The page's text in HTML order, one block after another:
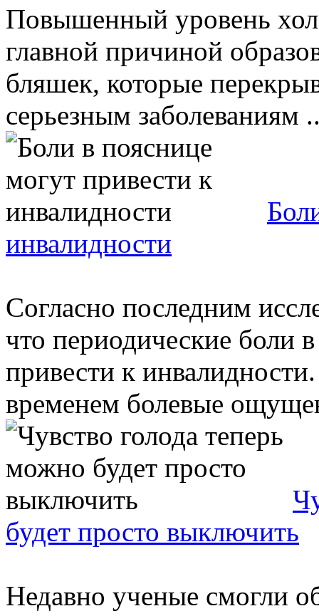
Повышенный уровень
главной причиной
бляшек, которые
серьезным заболеваниям
инвалидности
Согласно последним
что периодические боли
привести к
временем болевые
будет просто выключить
Недавно ученые смогли